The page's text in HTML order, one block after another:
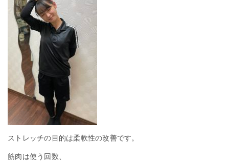
ストレッチの目的は柔軟性の改善です。
筋肉は使う回数、